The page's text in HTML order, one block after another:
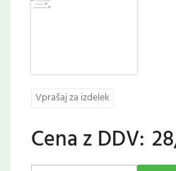
Vprašaj za izdelek
Cena z DDV: